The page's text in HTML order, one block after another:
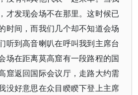
才发现会场不在那里。这时候已
时间，而我们几个却不知道会场
听到高音喇叭在呼叫我到主席台
场在距离莫高窟有一段路程的国
窟返回国际会议厅，走路大约需
没好意思在众目睽睽下登上主席